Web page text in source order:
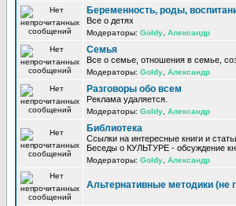
Беременность, роды,
Все о детях
Модераторы: Goldy Александр
Семья
Все о семье, отношения в семье,
Модераторы: Goldy Александр
Разговоры обо всем
Реклама удаляется.
Модераторы: Goldy Александр
Библиотека
Ссылки на интересные книги и
Беседы о КУЛЬТУРЕ - обсуждение
Модераторы: Goldy Александр
Альтернативные методики (не